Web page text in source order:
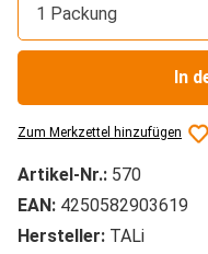
1 Packung
In
Zum Merkzettel hinzufügen
Artikel-Nr.: 570
EAN: 4250582903619
Hersteller: TALi